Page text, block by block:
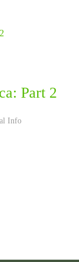
Part 2
Info